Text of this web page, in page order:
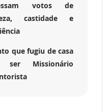
votos de
castidade e
que fugiu de casa
ser Missionário